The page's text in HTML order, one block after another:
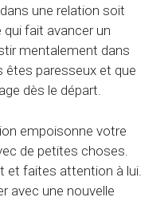
une relation soit
fait avancer un
mentalement dans
êtes paresseux et que
dès le départ.
empoisonne votre
de petites choses.
et faites attention à lui.
avec une nouvelle